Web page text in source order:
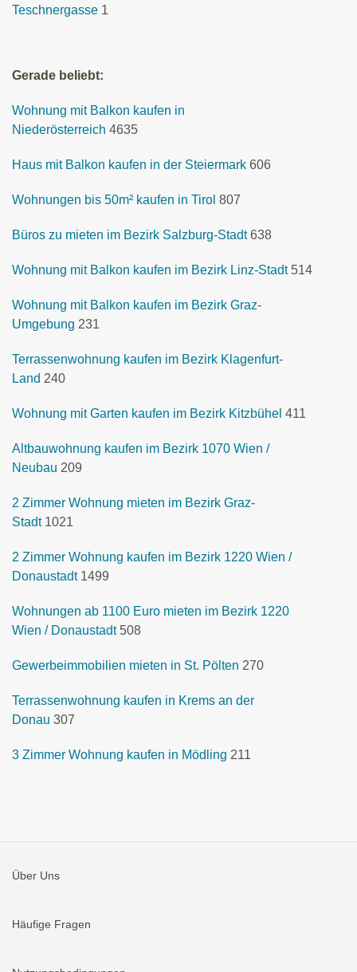
Teschnergasse 1
Gerade beliebt:
Wohnung mit Balkon kaufen in
Niederösterreich 4635
Haus mit Balkon kaufen in der Steiermark 606
Wohnungen bis 50m² kaufen in Tirol 807
Büros zu mieten im Bezirk Salzburg-Stadt 638
Wohnung mit Balkon kaufen im Bezirk Linz-Stadt 514
Wohnung mit Balkon kaufen im Bezirk Graz-
Umgebung 231
Terrassenwohnung kaufen im Bezirk Klagenfurt-
Land 240
Wohnung mit Garten kaufen im Bezirk Kitzbühel 411
Altbauwohnung kaufen im Bezirk 1070 Wien /
Neubau 209
2 Zimmer Wohnung mieten im Bezirk Graz-
Stadt 1021
2 Zimmer Wohnung kaufen im Bezirk 1220 Wien /
Donaustadt 1499
Wohnungen ab 1100 Euro mieten im Bezirk 1220
Wien / Donaustadt 508
Gewerbeimmobilien mieten in St. Pölten 270
Terrassenwohnung kaufen in Krems an der
Donau 307
3 Zimmer Wohnung kaufen in Mödling 211
Über Uns
Häufige Fragen